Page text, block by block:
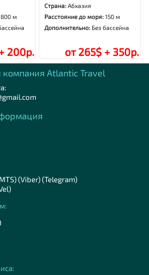
800 м
200р.
Страна: Абхазия
Расстояние до моря:150 м
Дополнительно: Без бассейна
от 265$ + 350р.
компания Аtlantic Travel
(Viber) (Telegram)